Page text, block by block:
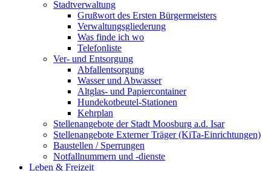
Stadtverwaltung
Grußwort des Ersten Bürgermeisters
Verwaltungsgliederung
Was finde ich wo
Telefonliste
Ver- und Entsorgung
Abfallentsorgung
Wasser und Abwasser
Altglas- und Papiercontainer
Hundekotbeutel-Stationen
Kehrplan
Stellenangebote der Stadt Moosburg a.d. Isar
Stellenangebote Externer Träger (KiTa-Einrichtungen)
Baustellen / Sperrungen
Notfallnummern und -dienste
Leben & Freizeit